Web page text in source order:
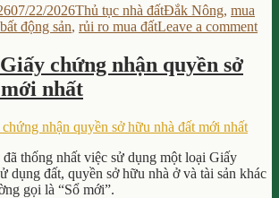
07/22/2026Categories
Thủ tục nhà đấtTags
Đắk Nông, mua
động sản, rủi ro mua đấtLeave a commenton
Bạn
chứng nhận quyền sở
nhất
thống nhất việc sử dụng một loại Giấy
dụng đất, quyền sở hữu nhà ở và tài sản khác
gọi là “Sổ mới”.